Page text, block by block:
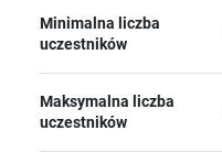
Minimalna liczba
uczestników
Maksymalna liczba
uczestników